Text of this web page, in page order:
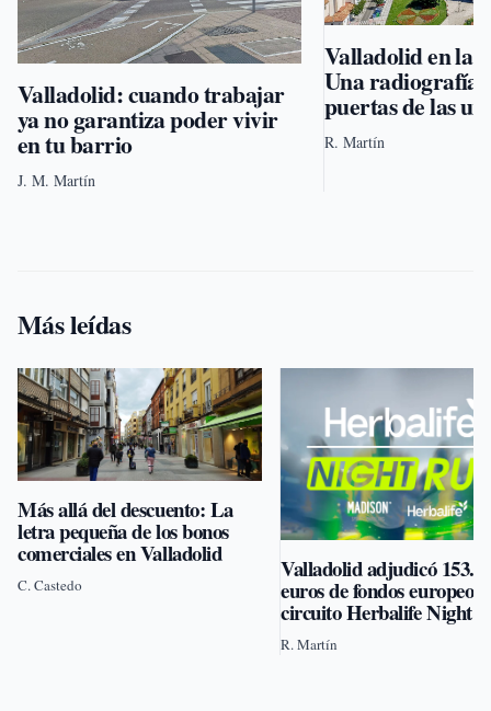
Valladolid: cuando trabajar
ya no garantiza poder vivir
en tu barrio
J. M. Martín
Valladolid en la
Una radiografía
puertas de las
R. Martín
Más leídas
Más allá del descuento: La
letra pequeña de los bonos
comerciales en Valladolid
C. Castedo
Valladolid adjudicó
euros de fondos europeos
circuito Herbalife Night
R. Martín